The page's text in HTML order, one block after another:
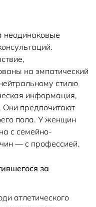
неодинаковые
на эмпатический
стилю
информация,
Они предпочитают
пола. У женщин
с семейно-
— с профессией.
за
атлетического